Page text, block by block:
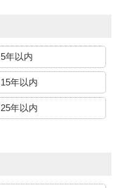
5年以内
15年以内
25年以内